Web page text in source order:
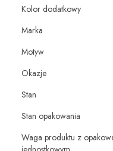
Kolor dodatkowy
Marka
Motyw
Okazje
Stan
Stan opakowania
Waga produktu z